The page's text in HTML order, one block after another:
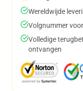
Wereldwijde
Volgnummer
Volledige
ontvangen